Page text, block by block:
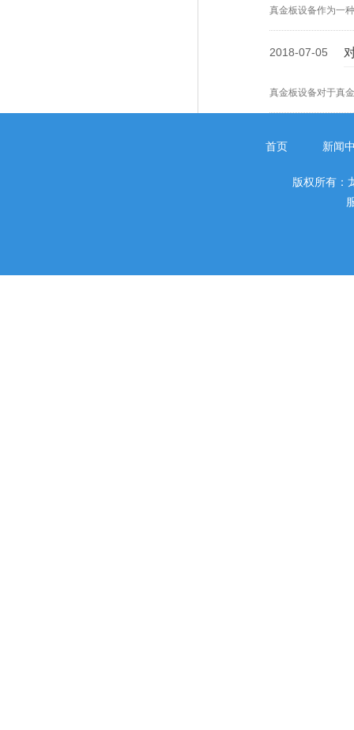
真金板设备作为一
2018-07-05
真金板设备对于真
首页 新闻
版权所有：